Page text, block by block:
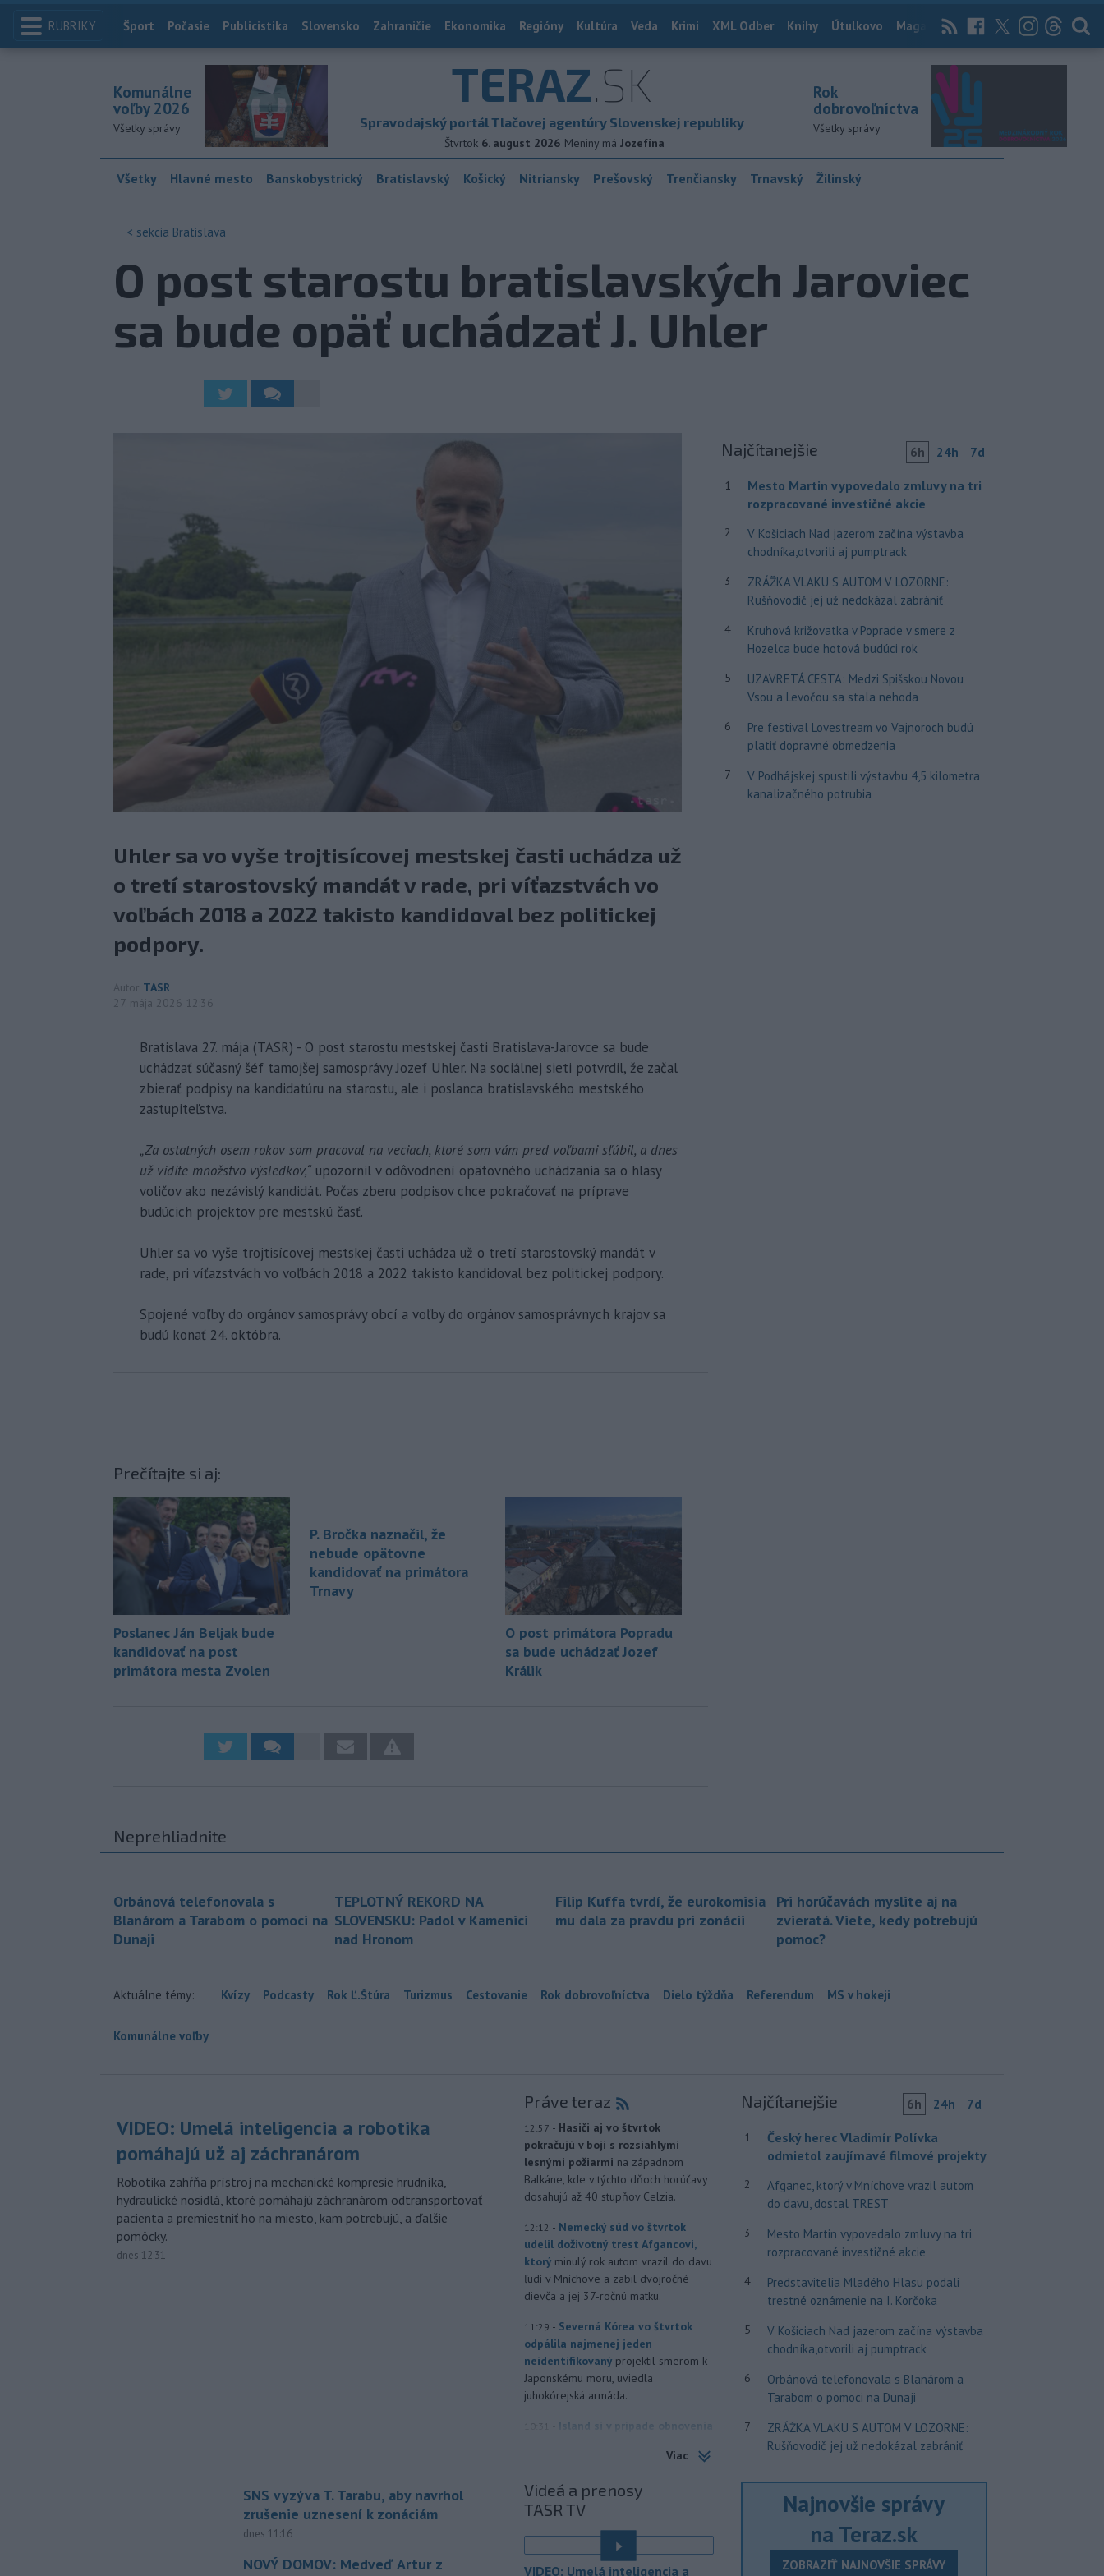
RUBRIKY Index
Šport Počasie Publicistika Slovensko Zahraničie Ekonomika Regióny Kultúra Veda Krimi XML Odber Knihy Útulkovo Magazín News Now Archív
TERAZ.SK
Spravodajský portál Tlačovej agentúry Slovenskej republiky
Štvrtok 6. august 2026 Meniny má Jozefína
Komunálne
voľby 2026
Všetky správy
Rok
dobrovoľníctva
Všetky správy
Všetky Hlavné mesto Banskobystrický Bratislavský Košický Nitriansky Prešovský Trenčiansky Trnavský Žilinský
< sekcia Bratislava
O post starostu bratislavských Jaroviec
sa bude opäť uchádzať J. Uhler
Uhler sa vo vyše trojtisícovej mestskej časti uchádza už
o tretí starostovský mandát v rade, pri víťazstvách vo
voľbách 2018 a 2022 takisto kandidoval bez politickej
podpory.
Autor TASR
27. mája 2026 12:36
Bratislava 27. mája (TASR) - O post starostu mestskej časti Bratislava-Jarovce sa bude
uchádzať súčasný šéf tamojšej samosprávy Jozef Uhler. Na sociálnej sieti potvrdil, že začal
zbierať podpisy na kandidatúru na starostu, ale i poslanca bratislavského mestského
zastupiteľstva.
„Za ostatných osem rokov som pracoval na veciach, ktoré som vám pred voľbami sľúbil, a dnes
už vidíte množstvo výsledkov,“ upozornil v odôvodnení opätovného uchádzania sa o hlasy
voličov ako nezávislý kandidát. Počas zberu podpisov chce pokračovať na príprave
budúcich projektov pre mestskú časť.
Uhler sa vo vyše trojtisícovej mestskej časti uchádza už o tretí starostovský mandát v
rade, pri víťazstvách vo voľbách 2018 a 2022 takisto kandidoval bez politickej podpory.
Spojené voľby do orgánov samosprávy obcí a voľby do orgánov samosprávnych krajov sa
budú konať 24. októbra.
Prečítajte si aj:
Poslanec Ján Beljak bude
kandidovať na post
primátora mesta Zvolen
P. Bročka naznačil, že
nebude opätovne
kandidovať na primátora
Trnavy
O post primátora Popradu
sa bude uchádzať Jozef
Králik
Najčítanejšie 6h 24h 7d
1
Mesto Martin vypovedalo zmluvy na tri
rozpracované investičné akcie
2
V Košiciach Nad jazerom začína výstavba
chodníka,otvorili aj pumptrack
3
ZRÁŽKA VLAKU S AUTOM V LOZORNE:
Rušňovodič jej už nedokázal zabrániť
4
Kruhová križovatka v Poprade v smere z
Hozelca bude hotová budúci rok
5
UZAVRETÁ CESTA: Medzi Spišskou Novou
Vsou a Levočou sa stala nehoda
6
Pre festival Lovestream vo Vajnoroch budú
platiť dopravné obmedzenia
7
V Podhájskej spustili výstavbu 4,5 kilometra
kanalizačného potrubia
Neprehliadnite
Orbánová telefonovala s
Blanárom a Tarabom o pomoci na
Dunaji
TEPLOTNÝ REKORD NA
SLOVENSKU: Padol v Kamenici
nad Hronom
Filip Kuffa tvrdí, že eurokomisia
mu dala za pravdu pri zonácii
Pri horúčavách myslite aj na
zvieratá. Viete, kedy potrebujú
pomoc?
Aktuálne témy: Kvízy Podcasty Rok Ľ.Štúra Turizmus Cestovanie Rok dobrovoľníctva Dielo týždňa Referendum MS v hokeji
Komunálne voľby
VIDEO: Umelá inteligencia a robotika
pomáhajú už aj záchranárom
Robotika zahŕňa prístroj na mechanické kompresie hrudníka,
hydraulické nosidlá, ktoré pomáhajú záchranárom odtransportovať
pacienta a premiestniť ho na miesto, kam potrebujú, a ďalšie
pomôcky.
dnes 12:31
SNS vyzýva T. Tarabu, aby navrhol
zrušenie uznesení k zonáciám
dnes 11:16
NOVÝ DOMOV: Medveď Artur z
Práve teraz
12:57 - Hasiči aj vo štvrtok
pokračujú v boji s rozsiahlymi
lesnými požiarmi na západnom
Balkáne, kde v týchto dňoch horúčavy
dosahujú až 40 stupňov Celzia.
12:12 - Nemecký súd vo štvrtok
udelil doživotný trest Afgancovi,
ktorý minulý rok autom vrazil do davu
ľudí v Mníchove a zabil dvojročné
dievča a jej 37-ročnú matku.
11:29 - Severná Kórea vo štvrtok
odpálila najmenej jeden
neidentifikovaný projektil smerom k
Japonskému moru, uviedla
juhokórejská armáda.
Island si v prípade obnovenia
únie chce zachovať suverénnu
09:52 - Väčšina Poliakov po roku vo
prezidenta Karola Nawrockého
pozitívne.
Viac
Videá a prenosy
TASR TV
VIDEO: Umelá inteligencia a
Najčítanejšie 6h 24h 7d
1
Český herec Vladimír Polívka
odmietol zaujímavé filmové projekty
2
Afganec, ktorý v Mníchove vrazil autom
do davu, dostal TREST
3
Mesto Martin vypovedalo zmluvy na tri
rozpracované investičné akcie
4
Predstavitelia Mladého Hlasu podali
trestné oznámenie na I. Korčoka
5
V Košiciach Nad jazerom začína výstavba
chodníka,otvorili aj pumptrack
6
Orbánová telefonovala s Blanárom a
Tarabom o pomoci na Dunaji
7
ZRÁŽKA VLAKU S AUTOM V LOZORNE:
Rušňovodič jej už nedokázal zabrániť
Najnovšie správy
na Teraz.sk
ZOBRAZIŤ NAJNOVŠIE SPRÁVY